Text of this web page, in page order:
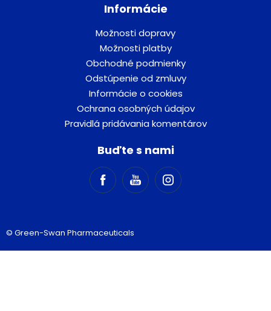
Informácie
Možnosti dopravy
Možnosti platby
Obchodné podmienky
Odstúpenie od zmluvy
Informácie o cookies
Ochrana osobných údajov
Pravidlá pridávania komentárov
Buďte s nami
© Green-Swan Pharmaceuticals